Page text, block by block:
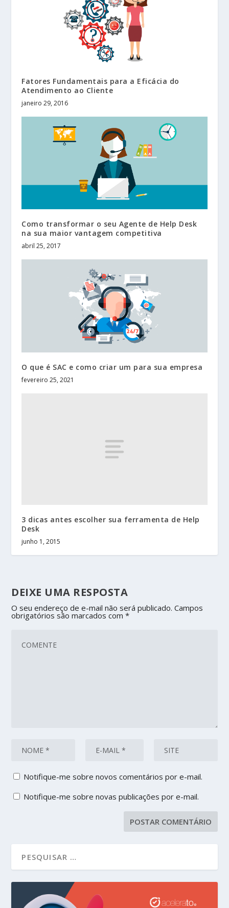
Fatores Fundamentais para a Eficácia do
Atendimento ao Cliente
janeiro 29, 2016
Como transformar o seu Agente de Help Desk
na sua maior vantagem competitiva
abril 25, 2017
O que é SAC e como criar um para sua empresa
fevereiro 25, 2021
3 dicas antes escolher sua ferramenta de Help
Desk
junho 1, 2015
DEIXE UMA RESPOSTA
O seu endereço de e-mail não será publicado. Campos
obrigatórios são marcados com*
Notifique-me sobre novos comentários por e-mail.
Notifique-me sobre novas publicações por e-mail.